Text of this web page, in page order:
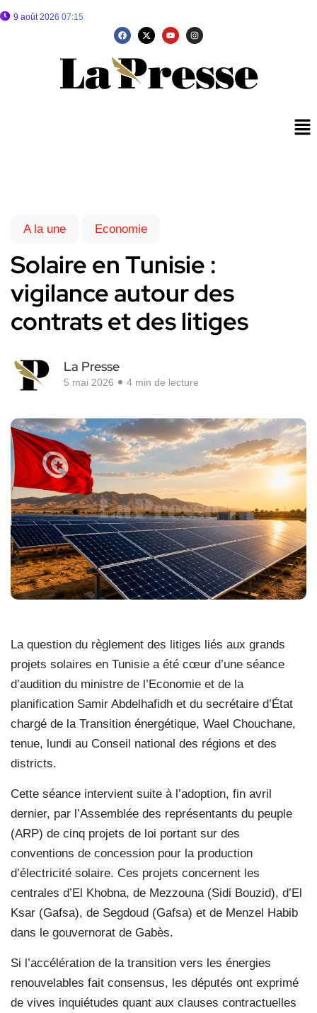
9 août 2026 07:15
A la une Economie
Solaire en Tunisie :
vigilance autour des
contrats et des litiges
La Presse
5 mai 2026 4 min de lecture
La question du règlement des litiges liés aux grands
projets solaires en Tunisie a été cœur d’une séance
d’audition du ministre de l’Economie et de la
planification Samir Abdelhafidh et du secrétaire d’État
chargé de la Transition énergétique, Wael Chouchane,
tenue, lundi au Conseil national des régions et des
districts.
Cette séance intervient suite à l’adoption, fin avril
dernier, par l’Assemblée des représentants du peuple
(ARP) de cinq projets de loi portant sur des
conventions de concession pour la production
d’électricité solaire. Ces projets concernent les
centrales d’El Khobna, de Mezzouna (Sidi Bouzid), d’El
Ksar (Gafsa), de Segdoud (Gafsa) et de Menzel Habib
dans le gouvernorat de Gabès.
Si l’accélération de la transition vers les énergies
renouvelables fait consensus, les députés ont exprimé
de vives inquiétudes quant aux clauses contractuelles